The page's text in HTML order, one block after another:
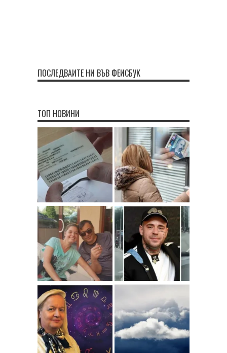
ПОСЛЕДВАЙТЕ НИ ВЪВ ФЕЙСБУК
ТОП НОВИНИ